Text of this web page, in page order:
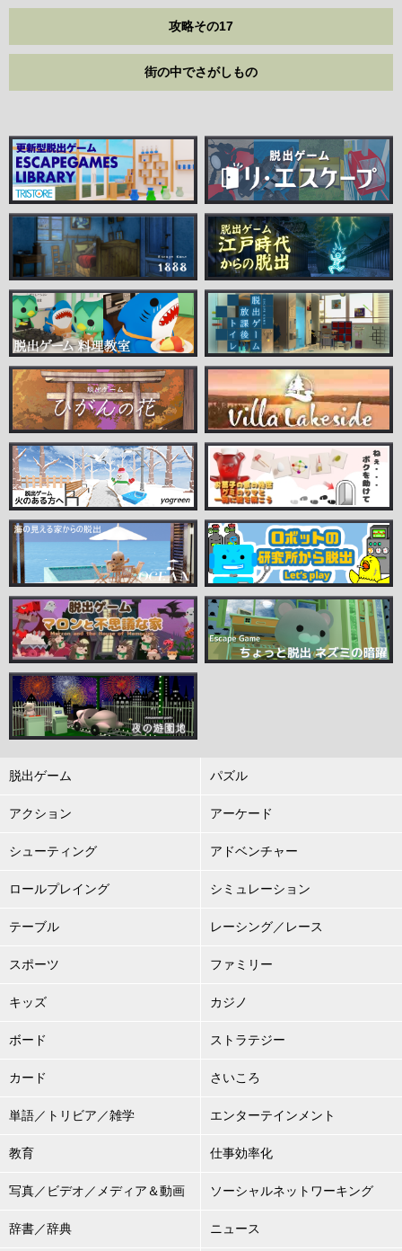
攻略その17
街の中でさがしもの
脱出ゲーム パズル
アクション アーケード
シューティング アドベンチャー
ロールプレイング シミュレーション
テーブル レーシング／レース
スポーツ ファミリー
キッズ カジノ
ボード ストラテジー
カード さいころ
単語／トリビア／雑学 エンターテインメント
教育 仕事効率化
写真／ビデオ／メディア＆動画 ソーシャルネットワーキング
辞書／辞典 ニュース